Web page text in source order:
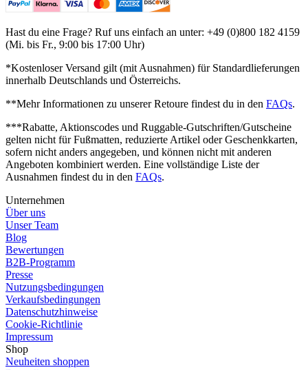
Hast du eine Frage? Ruf uns einfach an unter: +49 (0)800 182 4159
(Mi. bis Fr., 9:00 bis 17:00 Uhr)
*Kostenloser Versand gilt (mit Ausnahmen) für Standardlieferungen
innerhalb Deutschlands und Österreichs.
**Mehr Informationen zu unserer Retoure findest du in den FAQs.
***Rabatte, Aktionscodes und Ruggable-Gutschriften/Gutscheine
gelten nicht für Fußmatten, reduzierte Artikel oder Geschenkkarten,
sofern nicht anders angegeben, und können nicht mit anderen
Angeboten kombiniert werden. Eine vollständige Liste der
Ausnahmen findest du in den FAQs.
Unternehmen
Über uns
Unser Team
Blog
Bewertungen
B2B-Programm
Presse
Nutzungsbedingungen
Verkaufsbedingungen
Datenschutzhinweise
Cookie-Richtlinie
Impressum
Shop
Neuheiten shoppen